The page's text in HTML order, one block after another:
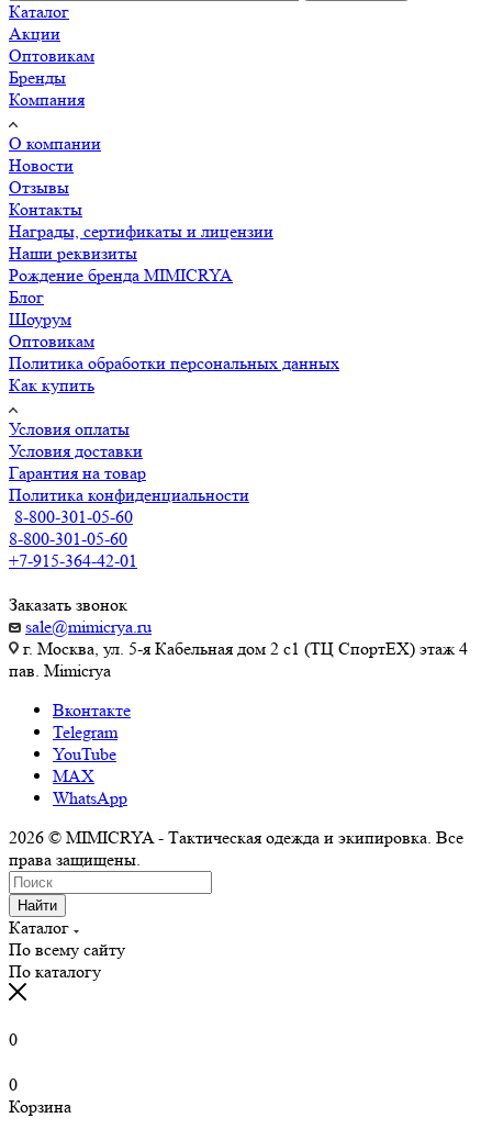
Каталог
Акции
Оптовикам
Бренды
Компания
О компании
Новости
Отзывы
Контакты
Награды, сертификаты и лицензии
Наши реквизиты
Рождение бренда MIMICRYA
Блог
Шоурум
Оптовикам
Политика обработки персональных данных
Как купить
Условия оплаты
Условия доставки
Гарантия на товар
Политика конфиденциальности
8-800-301-05-60
8-800-301-05-60
+7-915-364-42-01
Заказать звонок
sale@mimicrya.ru
г. Москва, ул. 5-я Кабельная дом 2 с1 (ТЦ СпортEX) этаж 4
пав. Mimicrya
Вконтакте
Telegram
YouTube
MAX
WhatsApp
2026 © MIMICRYA - Тактическая одежда и экипировка. Все
права защищены.
Найти
Каталог
По всему сайту
По каталогу
0
0
Корзина